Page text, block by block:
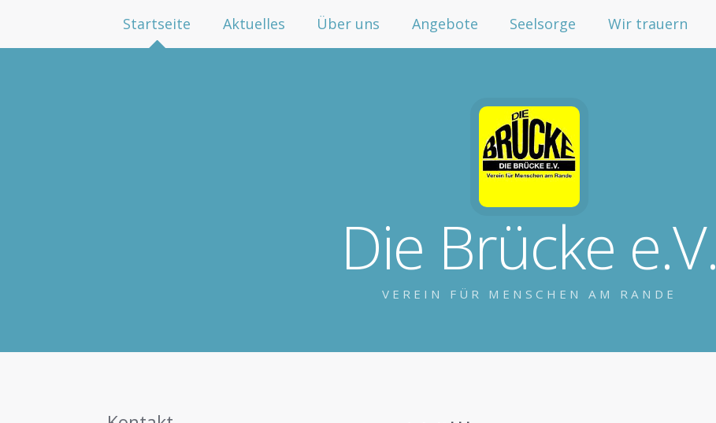
Die Brücke e.V.
VEREIN FÜR MENSCHEN AM RANDE
Startseite Aktuelles Über uns Angebote Seelsorge Wir trauern